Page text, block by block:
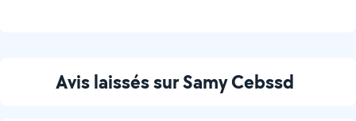
Avis laissés sur Samy Cebssd